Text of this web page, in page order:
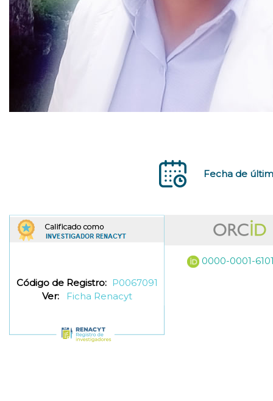
Fecha de
Código de Registro: P0067091
Ver:
Ficha Renacyt
0000-0001-